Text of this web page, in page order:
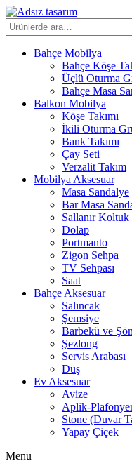
İçeriğe
atla
Ara:
Bahçe Mobilya
Bahçe Köşe
Üçlü Oturma
Bahçe Masa
Balkon Mobilya
Köşe Takımı
İkili Oturma
Bank Takımı
Çay Seti
Verzalit Takım
Mobilya Aksesuar
Masa Sandalye
Bar Masa
Sallanır Koltuk
Dolap
Portmanto
Zigon Sehpa
TV Sehpası
Saat
Bahçe Aksesuar
Salıncak
Şemsiye
Barbekü ve
Şezlong
Servis Arabası
Duş
Ev Aksesuar
Avize
Aplik-
Stone (Duvar
Yapay Çiçek
Menu